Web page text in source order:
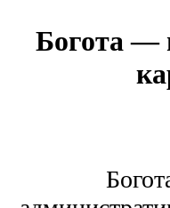
Богота —